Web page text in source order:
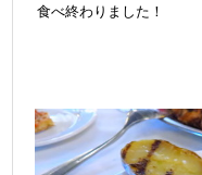
食べ終わりました！